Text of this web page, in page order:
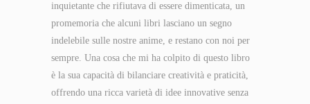
inquietante che rifiutava di essere dimenticata, un
promemoria che alcuni libri lasciano un segno
indelebile sulle nostre anime, e restano con noi per
sempre. Una cosa che mi ha colpito di questo libro
è la sua capacità di bilanciare creatività e praticità,
offrendo una ricca varietà di idee innovative senza